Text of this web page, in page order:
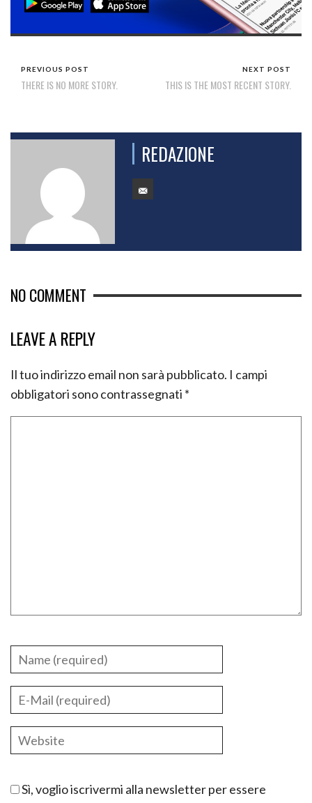
PREVIOUS POST
THERE IS NO MORE STORY.
NEXT POST
THIS IS THE MOST RECENT STORY.
REDAZIONE
NO COMMENT
LEAVE A REPLY
Il tuo indirizzo email non sarà pubblicato. I campi
obbligatori sono contrassegnati *
Sì, voglio iscrivermi alla newsletter per essere